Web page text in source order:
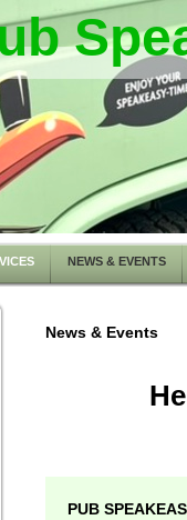
NEWS & EVENTS
News & Events
PUB